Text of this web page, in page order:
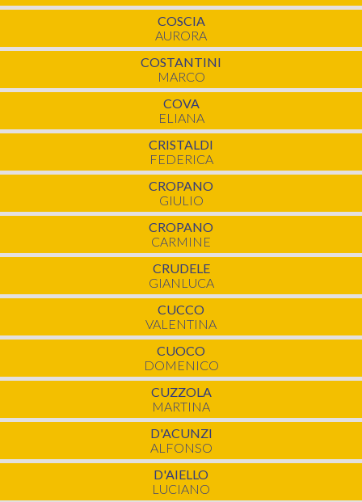
COSCIA
AURORA
COSTANTINI
MARCO
COVA
ELIANA
CRISTALDI
FEDERICA
CROPANO
GIULIO
CROPANO
CARMINE
CRUDELE
GIANLUCA
CUCCO
VALENTINA
CUOCO
DOMENICO
CUZZOLA
MARTINA
D'ACUNZI
ALFONSO
D'AIELLO
LUCIANO